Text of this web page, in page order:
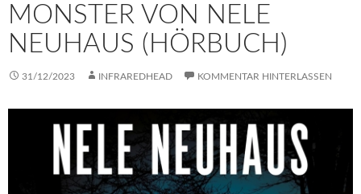
MONSTER VON NELE
NEUHAUS (HÖRBUCH)
31/12/2023 INFRAREDHEAD KOMMENTAR HINTERLASSEN